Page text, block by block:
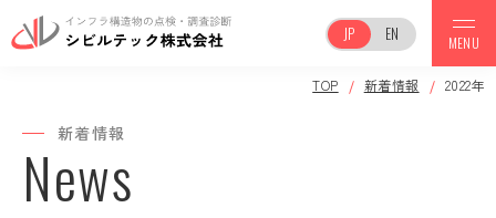
JP EN MENU
TOP 新着情報 2022年
新着情報
News